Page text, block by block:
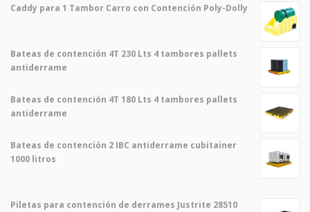
Caddy para 1 Tambor Carro con Contención Poly-Dolly
Bateas de contención 4T 230 Lts 4 tambores pallets
antiderrame
Bateas de contención 4T 180 Lts 4 tambores pallets
antiderrame
Bateas de contención 2 IBC antiderrame cubitainer
1000 litros
Piletas para contención de derrames Justrite 28510